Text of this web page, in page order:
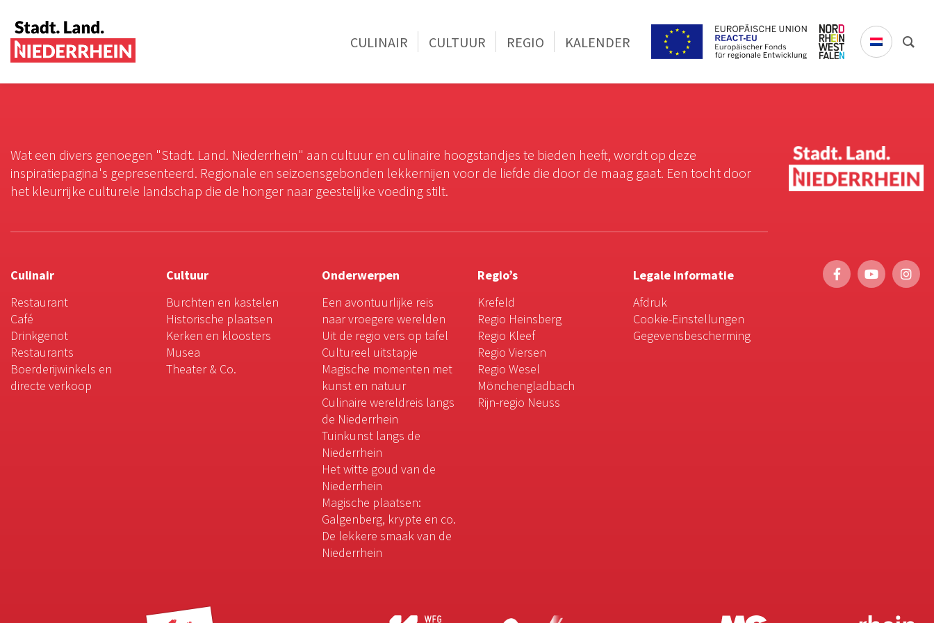
CULINAIR CULTUUR REGIO KALENDER
Wat een divers genoegen "Stadt. Land. Niederrhein" aan cultuur en culinaire hoogstandjes te bieden heeft, wordt op deze
inspiratiepagina's gepresenteerd. Regionale en seizoensgebonden lekkernijen voor de liefde die door de maag gaat. Een tocht door
het kleurrijke culturele landschap die de honger naar geestelijke voeding stilt.
Culinair
Restaurant
Café
Drinkgenot
Restaurants
Boerderijwinkels en
directe verkoop
Cultuur
Burchten en kastelen
Historische plaatsen
Kerken en kloosters
Musea
Theater & Co.
Onderwerpen
Een avontuurlijke reis
naar vroegere werelden
Uit de regio vers op tafel
Cultureel uitstapje
Magische momenten met
kunst en natuur
Culinaire wereldreis langs
de Niederrhein
Tuinkunst langs de
Niederrhein
Het witte goud van de
Niederrhein
Magische plaatsen:
Galgenberg, krypte en co.
De lekkere smaak van de
Niederrhein
Regio’s
Krefeld
Regio Heinsberg
Regio Kleef
Regio Viersen
Regio Wesel
Mönchengladbach
Rijn-regio Neuss
Legale informatie
Afdruk
Cookie-Einstellungen
Gegevensbescherming